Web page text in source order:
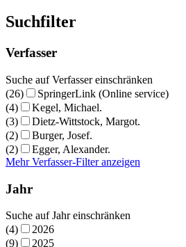
Suchfilter
Verfasser
Suche auf Verfasser einschränken
(26)
SpringerLink (Online service)
(4)
Kegel, Michael.
(3)
Dietz-Wittstock, Margot.
(2)
Burger, Josef.
(2)
Egger, Alexander.
Mehr Verfasser-Filter anzeigen
Jahr
Suche auf Jahr einschränken
(4)
2026
(9)
2025